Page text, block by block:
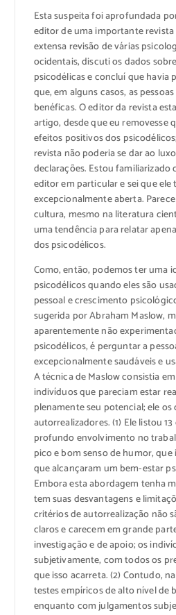
Esta suspeita foi aprofundada
editor de uma importante
extensa revisão de várias
ocidentais, discuti os dados
psicodélicas e concluí que havia
que, em alguns casos, as
benéficas. O editor da revista
artigo, desde que eu removesse
efeitos positivos dos
revista não poderia se dar ao
declarações. Estou
editor em particular e sei que
excepcionalmente aberta.
cultura, mesmo na literatura
uma tendência para relatar
dos psicodélicos.
Como, então, podemos ter uma
psicodélicos quando eles são
pessoal e crescimento
sugerida por Abraham Maslow,
aparentemente não
psicodélicos, é perguntar a
excepcionalmente saudáveis ​​e
A técnica de Maslow consistia
indivíduos que pareciam estar
plenamente seu potencial; ele
autorrealizadores. (1) Ele listou
profundo envolvimento no
pico e bom senso de humor,
que alcançaram um bem-estar
Embora esta abordagem tenha
tem suas desvantagens e
critérios de autorrealização não
claros e carecem em grande
investigação e de apoio; os
subjetivamente, com todos os
que isso acarreta. (2) Contudo,
testes empíricos de alto nível de
enquanto com julgamentos